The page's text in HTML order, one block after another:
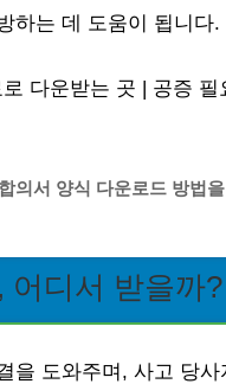
하는 데 도움이 됩니다.
다운받는 곳 | 공증
의서 양식 다운로드 방법
어디서 받을까?
을 도와주며, 사고 당